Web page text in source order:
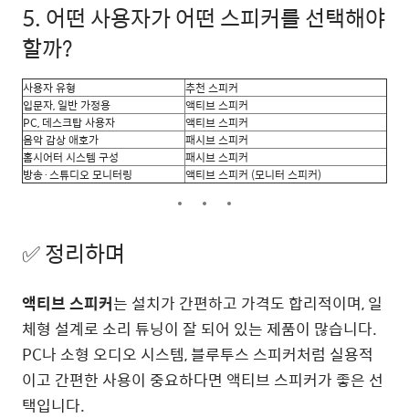
5. 어떤 사용자가 어떤 스피커를 선택해야
할까?
사용자 유형
추천 스피커
입문자, 일반 가정용
액티브 스피커
PC, 데스크탑 사용자
액티브 스피커
음악 감상 애호가
패시브 스피커
홈시어터 시스템 구성
패시브 스피커
방송·스튜디오 모니터링
액티브 스피커 (모니터 스피커)
✅ 정리하며
액티브 스피커는 설치가 간편하고 가격도 합리적이며, 일
체형 설계로 소리 튜닝이 잘 되어 있는 제품이 많습니다.
PC나 소형 오디오 시스템, 블루투스 스피커처럼 실용적
이고 간편한 사용이 중요하다면 액티브 스피커가 좋은 선
택입니다.